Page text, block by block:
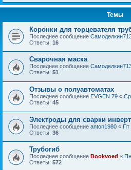
Темы
Коронки для торцевателя
Последнее сообщение
Ответы: 16
Сварочная маска
Последнее сообщение
Ответы: 51
Отзывы о полуавтоматах
Последнее сообщение EVGEN 79 « Ср
Ответы: 45
Электроды для сварки
Последнее сообщение anton1980 « Пт
Ответы: 36
Трубогиб
Последнее сообщение Bookvoed «
Ответы: 572